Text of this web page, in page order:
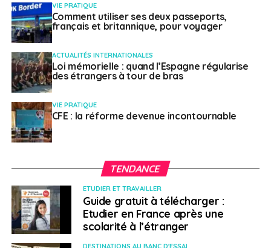
d’entrée sur le territoire slovène avant
d’entreprendre son voyage.
Le port du masque n’est plus obligatoire,
toutefois il reste recommandé.
Plus d’informations sur les conditions d’entrée en
Slovénie et sur les mesures en vigueur dans le pays
Contact utile :
Site de l’ambassade de France en Slovénie
Autres alertes
Cuba– Incendie (11/08/2022)
VIE PRATIQUE
Comment utiliser ses deux passeports,
français et britannique, pour voyager
ACTUALITÉS INTERNATIONALES
Loi mémorielle : quand l’Espagne régularise
des étrangers à tour de bras
VIE PRATIQUE
CFE : la réforme devenue incontournable
TENDANCE
ETUDIER ET TRAVAILLER
Guide gratuit à télécharger :
Etudier en France après une
scolarité à l’étranger
DESTINATIONS AU BANC D'ESSAI